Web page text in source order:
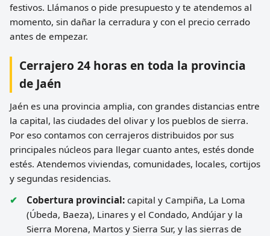
festivos. Llámanos o pide presupuesto y te atendemos al
momento, sin dañar la cerradura y con el precio cerrado
antes de empezar.
Cerrajero 24 horas en toda la provincia
de Jaén
Jaén es una provincia amplia, con grandes distancias entre
la capital, las ciudades del olivar y los pueblos de sierra.
Por eso contamos con cerrajeros distribuidos por sus
principales núcleos para llegar cuanto antes, estés donde
estés. Atendemos viviendas, comunidades, locales, cortijos
y segundas residencias.
Cobertura provincial: capital y Campiña, La Loma
(Úbeda, Baeza), Linares y el Condado, Andújar y la
Sierra Morena, Martos y Sierra Sur, y las sierras de